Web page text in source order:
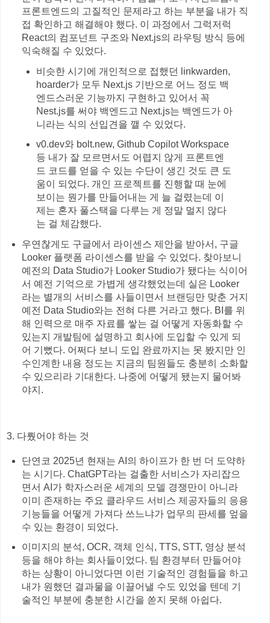
프론트엔드의 고질적인 문제라고 하는 부분을 내가 직
접 확인하고 해결해야 했다. 이 과정에서 그럭저럭
React의 컴포넌트 구조와 Next.js의 라우팅 방식 등에
익숙해질 수 있었다.
비슷한 시기에 개인적으로 접했던 linkwarden,
hoarder가 모두 Next.js 기반으로 어느 정도 백
엔드스러운 기능까지 구현하고 있어서 꼭
Nest.js를 써야 백엔드고 Next.js는 백엔드가 아
니라는 식의 선입견을 깰 수 있었다.
v0.dev와 bolt.new, Github Copilot Workspace
등 내가 잘 모르면서도 어렵지 않게 프론트엔
드 코드를 얻을 수 있는 수단이 생긴 것도 큰 도
움이 되었다. 개인 프로젝트를 진행할 때 눈에
보이는 뭔가를 만들어내는 게 늘 걸렸는데 이
제는 혼자 풀스택을 다루는 게 정말 멀지 않다
는 걸 체감했다.
우연찮게도 구글에서 라이센스 제안을 받아서, 구글
Looker 플랫폼 라이센스를 받을 수 있었다. 찾아보니
예전의 Data Studio가 Looker Studio가 됐다는 식이어
서 예전 기억으로 가볍게 생각했었는데 실은 Looker
라는 별개의 서비스를 사들이면서 브랜딩만 맞춘 거지
예전 Data Studio와는 전혀 다른 거라고 했다. BI를 위
해 인력으로 매주 자료를 쌓는 걸 어떻게 자동화할 수
있는지 개발팀에 설명하고 회사에 도입할 수 있게 되
어 기뻤다. 어쩌다 보니 도입 완료까지는 못 봤지만 인
수인계한 내용 정도는 지금의 팀원들도 충분히 소화할
수 있으리라 기대한다. 나중에 어떻게 됐는지 물어봐
야지.
3. 다뤘어야 하는 것
단연코 2025년 현재는 AI의 하이프가 한 번 더 도약하
는 시기다. ChatGPT라는 걸출한 서비스가 자리잡으
면서 AI가 학자스러운 세계의 모델 경쟁만이 아니라
이미 존재하는 주요 클라우드 서비스 제공자들의 응용
기능들을 어떻게 가져다 쓰느냐가 업무의 판세를 엎을
수 있는 환경이 되었다.
이미지의 분석, OCR, 객체 인식, TTS, STT, 영상 분석
등을 해야 하는 회사들이었다. 팀 환경부터 만들어야
하는 상황이 아니었다면 이런 기술적인 경험들을 하고
내가 원했던 결과물을 이끌어낼 수도 있었을 텐데 기
술적인 부분에 충분한 시간을 쏟지 못해 아쉽다.